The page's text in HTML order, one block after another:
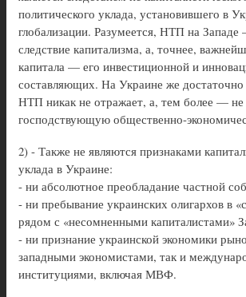
политического уклада, установившего в
глобализации. Разумеется, НТП на
следствие капитализма, а, точнее,
капитала — его инвестиционной и
составляющих. На Украине же
НТП никак не отражает, а, тем более — не
господствующую общественно-
2) - Также не являются признаками
уклада в Украине:
- ни абсолютное преобладание частной
- ни пребывание украинских олигархов в
рядом с «несомненными капиталистами»
- ни признание украинской экономики
западными экономистами, так и
институциями, включая МВФ.